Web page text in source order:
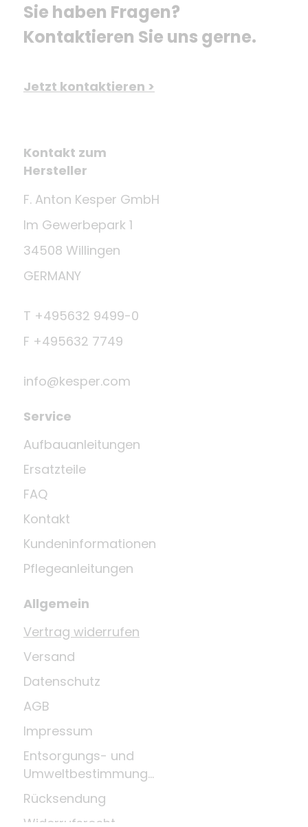
Sie haben Fragen?
Kontaktieren Sie uns gerne.
Jetzt kontaktieren >
Kontakt zum
Hersteller
F. Anton Kesper GmbH
Im Gewerbepark 1
34508 Willingen
GERMANY
T +495632 9499-0
F +495632 7749
info@kesper.com
Service
Aufbauanleitungen
Ersatzteile
FAQ
Kontakt
Kundeninformationen
Pflegeanleitungen
Allgemein
Vertrag widerrufen
Versand
Datenschutz
AGB
Impressum
Entsorgungs- und
Umweltbestimmungen
Rücksendung
Widerrufsrecht